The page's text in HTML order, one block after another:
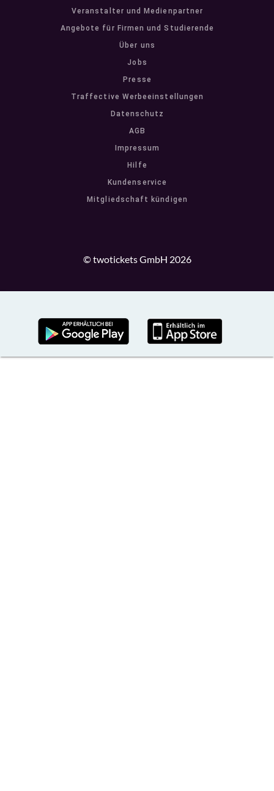
Veranstalter und Medienpartner
Angebote für Firmen und Studierende
Über uns
Jobs
Presse
Traffective Werbeeinstellungen
Datenschutz
AGB
Impressum
Hilfe
Kundenservice
Mitgliedschaft kündigen
© twotickets GmbH 2026